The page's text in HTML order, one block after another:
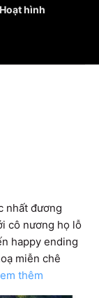
hình
nhất đương
cô nương họ lỗ
happy ending
miễn chê
thêm